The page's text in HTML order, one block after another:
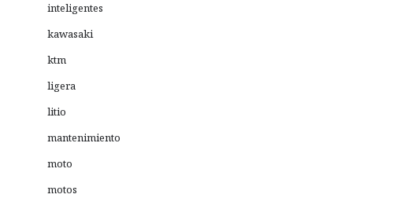
inteligentes
kawasaki
ktm
ligera
litio
mantenimiento
moto
motos